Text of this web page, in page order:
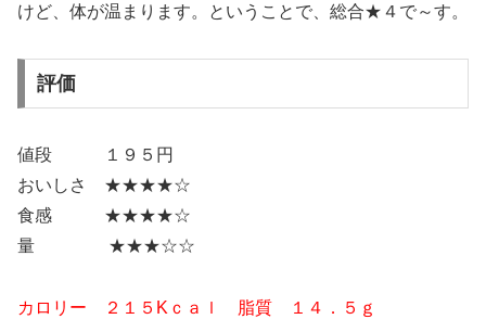
けど、体が温まります。ということで、総合★４で～す。
評価
値段 １９５円
おいしさ ★★★★☆
食感 ★★★★☆
量 ★★★☆☆
カロリー ２１５ Kｃａｌ 脂質 １４．５ ｇ